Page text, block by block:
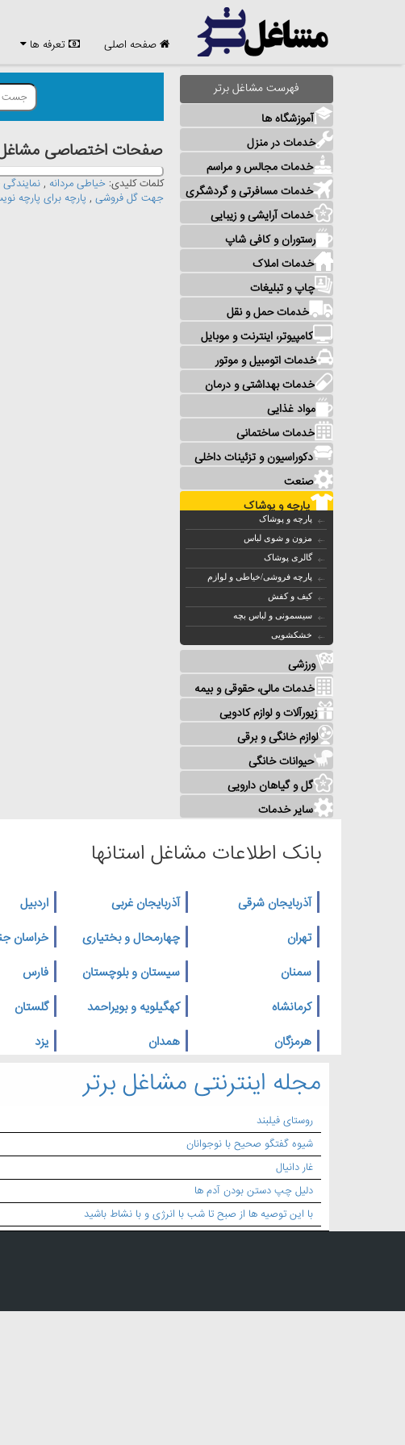
صفحه اصلی تعرفه ها
فهرست مشاغل برتر
آموزشگاه ها
خدمات در منزل
خدمات مجالس و مراسم
خدمات مسافرتی و گردشگری
خدمات آرایشی و زیبایی
رستوران و کافی شاپ
خدمات املاک
چاپ و تبلیغات
خدمات حمل و نقل
کامپیوتر، اینترنت و موبایل
خدمات اتومبیل و موتور
خدمات بهداشتی و درمان
مواد غذایی
خدمات ساختمانی
دکوراسیون و تزئینات داخلی
صنعت
پارچه و پوشاک
پارچه و پوشاک
مزون و شوی لباس
گالری پوشاک
پارچه فروشی/خیاطی و لوازم
کیف و کفش
سیسمونی و لباس بچه
خشکشویی
ورزشی
خدمات مالی، حقوقی و بیمه
زیورآلات و لوازم کادویی
لوازم خانگی و برقی
حیوانات خانگی
گل و گیاهان دارویی
سایر خدمات
صفحات اختصاصی مشاغل
کلمات کلیدی: خیاطی مردانه ,
جهت گل فروشی , پارچه برای پارچه
بانک اطلاعات مشاغل استانها
آذربایجان شرقی آذربایجان غربی اردبیل
تهران
چهارمحال و بختیاری خراسان
سمنان
سیستان و بلوچستان فارس
کرمانشاه
کهگیلویه و بویراحمد گلستان
هرمزگان
همدان یزد
مجله اینترنتی مشاغل برتر
روستای فیلبند
شیوه گفتگو صحیح با نوجوانان
غار دانیال
دلیل چپ دستن بودن آدم ها
با این توصیه ها از صبح تا شب با انرژی و با نشاط باشید